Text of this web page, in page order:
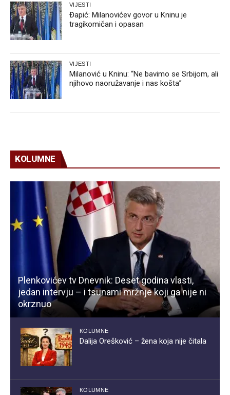
VIJESTI
Đapić: Milanovićev govor u Kninu je
tragikomičan i opasan
VIJESTI
Milanović u Kninu: “Ne bavimo se Srbijom, ali
njihovo naoružavanje i nas košta”
KOLUMNE
Plenkovićev tv Dnevnik: Deset godina vlasti,
jedan intervju – i tsunami mržnje koji ga nije ni
okrznuo
KOLUMNE
Dalija Orešković – žena koja nije čitala
KOLUMNE